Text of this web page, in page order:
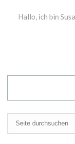
Hallo, ich bin